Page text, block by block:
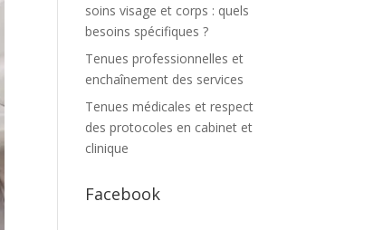
soins visage et corps : quels
besoins spécifiques ?
Tenues professionnelles et
enchaînement des services
Tenues médicales et respect
des protocoles en cabinet et
clinique
Facebook